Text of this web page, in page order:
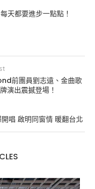
天都要進步一點點！
前團員劉志遠、金曲歌
演出震撼登場！
唱 啟明同窗情 暖翻台北